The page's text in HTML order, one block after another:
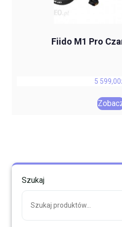
Fiido M1 Pro
5 599,00
Szukaj